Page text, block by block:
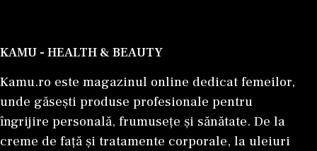
KAMU - HEALTH & BEAUTY
Kamu.ro este magazinul online dedicat femeilor,
unde găsești produse profesionale pentru
îngrijire personală, frumusețe și sănătate. De la
creme de față și tratamente corporale, la uleiuri